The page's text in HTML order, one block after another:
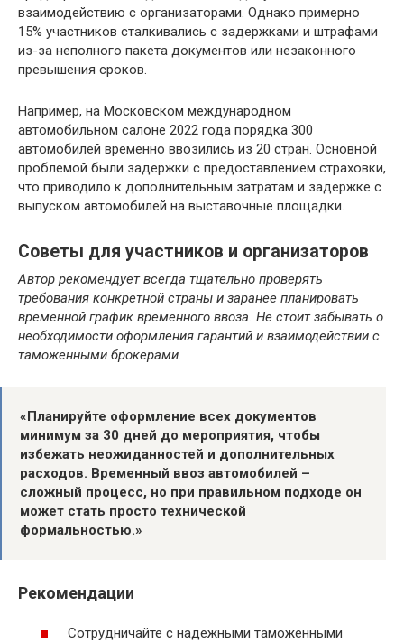
взаимодействию с организаторами. Однако примерно
15% участников сталкивались с задержками и штрафами
из-за неполного пакета документов или незаконного
превышения сроков.
Например, на Московском международном
автомобильном салоне 2022 года порядка 300
автомобилей временно ввозились из 20 стран. Основной
проблемой были задержки с предоставлением страховки,
что приводило к дополнительным затратам и задержке с
выпуском автомобилей на выставочные площадки.
Советы для участников и организаторов
Автор рекомендует всегда тщательно проверять
требования конкретной страны и заранее планировать
временной график временного ввоза. Не стоит забывать о
необходимости оформления гарантий и взаимодействии с
таможенными брокерами.
«Планируйте оформление всех документов
минимум за 30 дней до мероприятия, чтобы
избежать неожиданностей и дополнительных
расходов. Временный ввоз автомобилей –
сложный процесс, но при правильном подходе он
может стать просто технической
формальностью.»
Рекомендации
Сотрудничайте с надежными таможенными